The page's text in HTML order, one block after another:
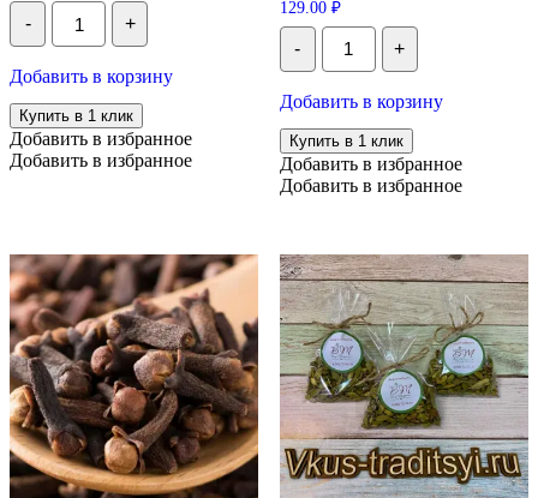
-
Количество
Корица
палочки
100
гр
+
Добавить в корзину
Купить в 1 клик
Добавить в избранное
Добавить в избранное
5.00
из 5
129.00 ₽
-
Количество
Бадьян
(Анис
50
гр
+
Добавить в корзину
Купить в 1 клик
Добавить в избранное
Добавить в избранное